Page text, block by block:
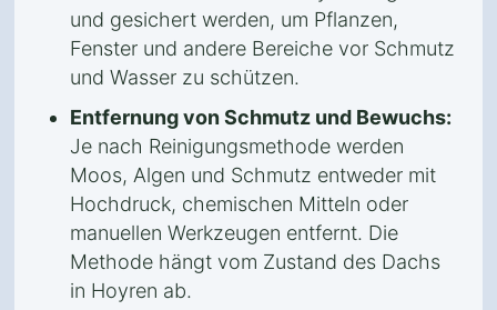
und gesichert werden, um Pflanzen,
Fenster und andere Bereiche vor Schmutz
und Wasser zu schützen.
Entfernung von Schmutz und Bewuchs:
Je nach Reinigungsmethode werden
Moos, Algen und Schmutz entweder mit
Hochdruck, chemischen Mitteln oder
manuellen Werkzeugen entfernt. Die
Methode hängt vom Zustand des Dachs
in Hoyren ab.